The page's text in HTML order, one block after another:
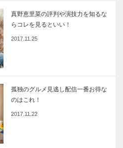
真野恵里菜の評判や演技力を知るな
らコレを見るといい！
2017.11.25
孤独のグルメ見逃し配信一番お得な
のはこれ！
2017.11.22